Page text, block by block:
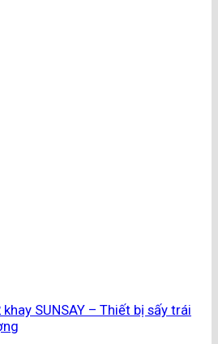
SUNSAY – Thiết bị sấy trái